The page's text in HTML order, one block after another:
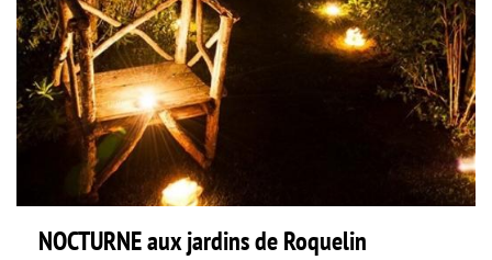
NOCTURNE aux jardins de Roquelin